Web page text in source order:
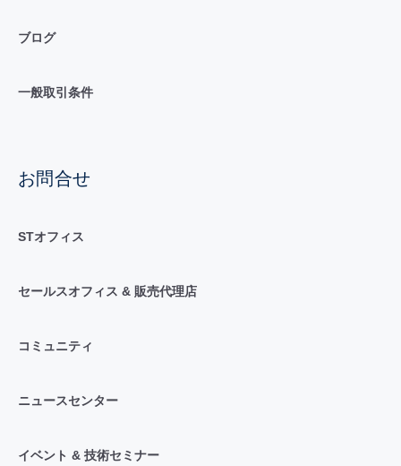
ブログ
一般取引条件
お問合せ
STオフィス
セールスオフィス & 販売代理店
コミュニティ
ニュースセンター
イベント & 技術セミナー